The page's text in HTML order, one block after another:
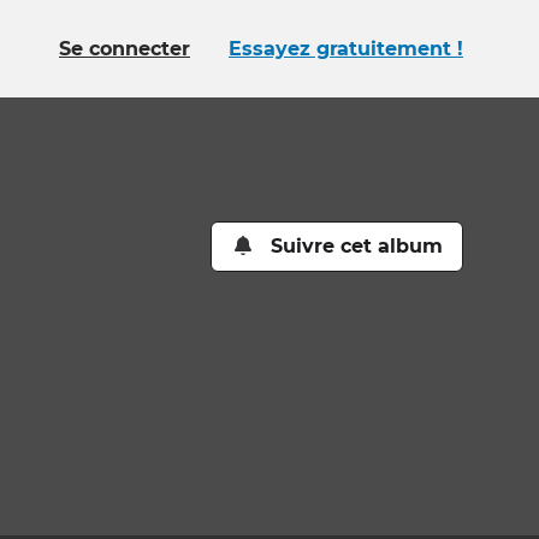
Se connecter Essayez gratuitement !
Suivre cet album